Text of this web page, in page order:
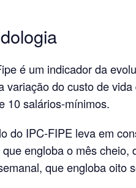
é um indicador da
variação do custo de
10 salários-mínimos.
do IPC-FIPE leva em
engloba o mês cheio,
que engloba oito